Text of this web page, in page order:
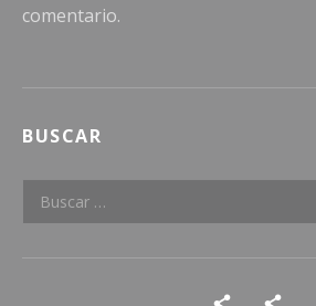
comentario.
BUSCAR
Buscar:
Social Media Profiles